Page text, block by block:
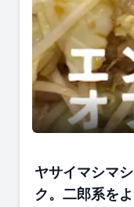
ヤサイマシマシ
ヤサイマシマ
ク。二郎系を